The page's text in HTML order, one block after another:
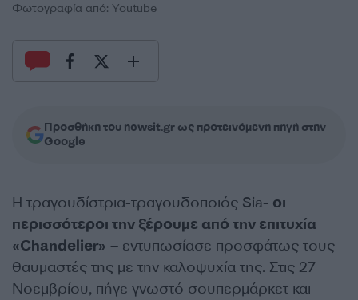
Φωτογραφία από: Youtube
Προσθήκη του newsit.gr ως προτεινόμενη πηγή στην
Google
Η τραγουδίστρια-τραγουδοποιός Sia- οι
περισσότεροι την ξέρουμε από την επιτυχία
«Chandelier» – εντυπωσίασε προσφάτως τους
θαυμαστές της με την καλοψυχία της. Στις 27
Νοεμβρίου, πήγε γνωστό σουπερμάρκετ και